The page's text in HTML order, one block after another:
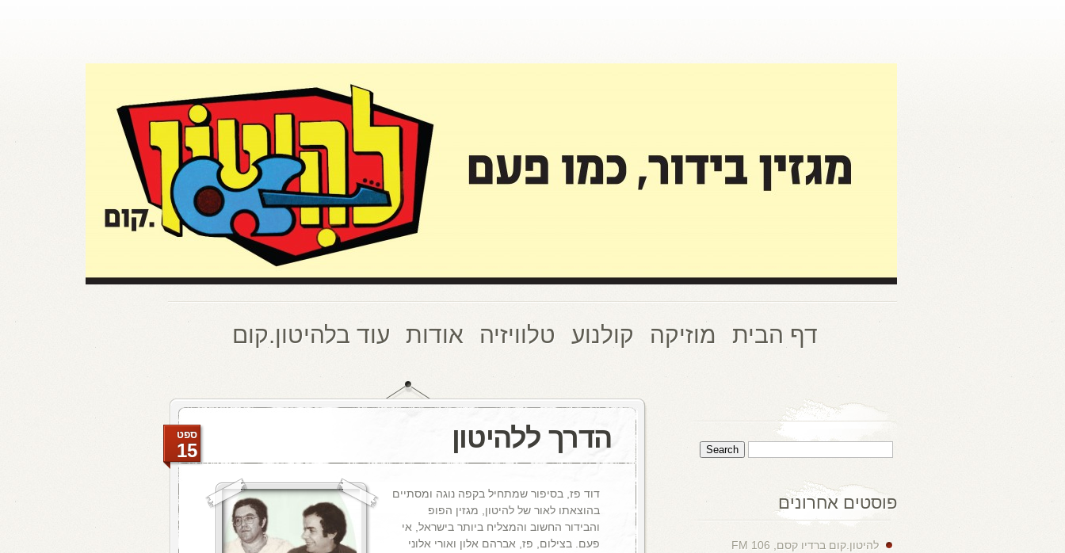
דף הבית מוזיקה קולנוע טלוויזיה אודות עוד בלהיטון.קום
הדרך ללהיטון ספט
15
דוד פז, בסיפור שמתחיל בקפה נוגה ומסתיים
בהוצאתו לאור של להיטון, מגזין הפופ
והבידור החשוב והמצליח ביותר בישראל, אי
פעם. בצילום, פז, אברהם אלון ואורי אלוני
פוסטים אחרונים
להיטון.קום ברדיו קסם, 106 FM